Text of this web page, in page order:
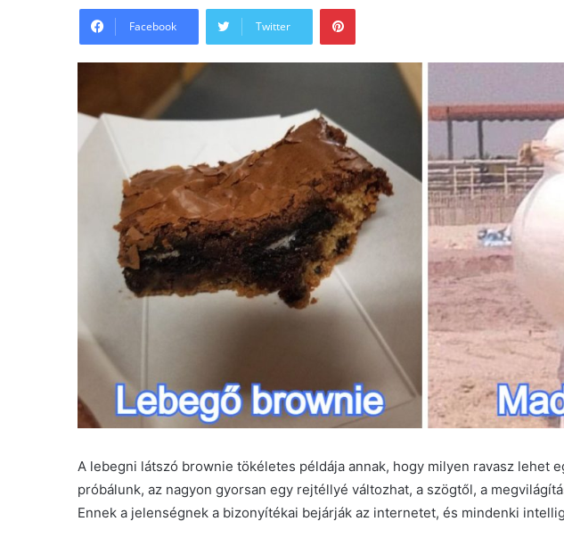
Facebook Twitter
Pinterest
A lebegni látszó brownie tökéletes példája annak, hogy milyen ravasz lehet
próbálunk, az nagyon gyorsan egy rejtéllyé változhat, a szögtől, a
Ennek a jelenségnek a bizonyítékai bejárják az internetet, és mindenki